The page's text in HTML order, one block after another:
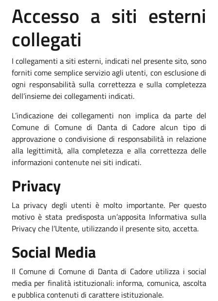
Accesso a siti esterni
collegati
I collegamenti a siti esterni, indicati nel presente sito, sono
forniti come semplice servizio agli utenti, con esclusione di
ogni responsabilità sulla correttezza e sulla completezza
dell’insieme dei collegamenti indicati.
L’indicazione dei collegamenti non implica da parte del
Comune di Comune di Danta di Cadore alcun tipo di
approvazione o condivisione di responsabilità in relazione
alla legittimità, alla completezza e alla correttezza delle
informazioni contenute nei siti indicati.
Privacy
La privacy degli utenti è molto importante. Per questo
motivo è stata predisposta un’apposita Informativa sulla
Privacy che l’Utente, utilizzando il presente sito, accetta.
Social Media
Il Comune di Comune di Danta di Cadore utilizza i social
media per finalità istituzionali: informa, comunica, ascolta
e pubblica contenuti di carattere istituzionale.